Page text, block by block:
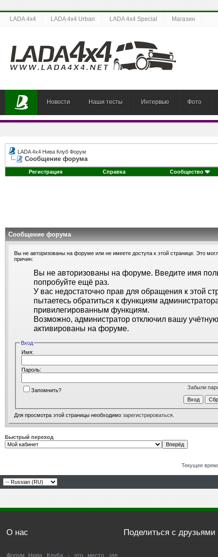
LADA 4x4 LADA 4x4 Urban LADA 4x4 Special Магазин
Новости Наши тесты Интервью Фото
LADA 4x4 Нива Клуб Форум
Сообщение форума
Регистрация Справка Сообщество
Сообщение форума
Вы не авторизованы на форуме или не имеете доступа к этой странице. Это
причин:
Вы не авторизованы на форуме. Введите имя
попробуйте ещё раз.
У вас недостаточно прав для обращения к этой
пытаетесь обратиться к функциям
привилегированным функциям.
Возможно, администратор отключил вашу
активированы на форуме.
Вход
Имя:
Пароль:
Забыли
Запомнить?
Для просмотра этой страницы необходимо зарегистрироваться
Быстрый переход
Текущее
О нас
Форум Нива Клуба - это место, где
Поделиться с друзьями